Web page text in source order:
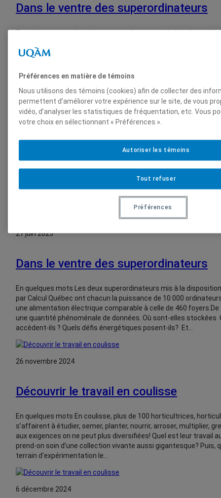
Dans le ventre des superordinateurs
En quelques mots Les deux superordinateurs mis à la
une alimentation électrique comparable à celle de 460
accèdent-ils ? Quels défis énergétiques posent-ils? Et…
6 décembre 2024
En quelques mots Les deux superordinateurs mis à la
par Calcul Québec, ont chacun la puissance de 10 000
une alimentation électrique comparable à celle de 460
une quantité phénoménale de données. Où sont-elles
y accèdent-ils ? Quels défis énergétiques…
27 juin 2025
Dans le ventre des superordinateurs
En quelques mots Les deux superordinateurs mis à la
par Calcul Québec ont chacun la puissance de 10 000
une alimentation électrique comparable à celle de 460
une quantité phénoménale de données. Où sont-elles
accèdent-ils ? Quels défis énergétiques posent-ils? Et…
26 novembre 2024
Découvrir le travail en coulisse
En quelques mots En coulisse, plus de 100 horticultrices,
s’affairent à étudier, semer, planter, nourrir, arroser, multiplier,
aux exigences on ne peut plus diversifiées! Quel est leur travail
prend-on soin d’une collection vivante aussi gigantesque? Puis,
terrain d’expérimentation le…
6 décembre 2024
Préférences en matière de témoins
Nous utilisons des témoins (cookies) afin de collecter des
permettent d’améliorer votre expérience sur le site, de vous
vidéo, d’analyser les statistiques de fréquentation, etc. Vous
votre choix en sélectionnant « Préférences ».
Tout refuser
Autoriser les témoins
Préférences